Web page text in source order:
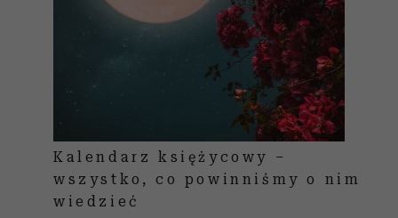
Kalendarz księżycowy –
wszystko, co powinniśmy o nim
wiedzieć